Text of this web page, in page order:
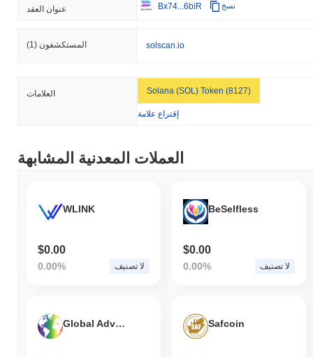
عنوان العقد Bx74...6biR نسخ
المستكشفون (1) solscan.io
العلامات Solana (SOL) Token (8127)
إقتراع علامة
العملات المعدنية المشابهة
WLINK
$0.00
0.00% لا تصنيف
BeSelfless
$0.00
0.00% لا تصنيف
Global Adversity Project Safcoin